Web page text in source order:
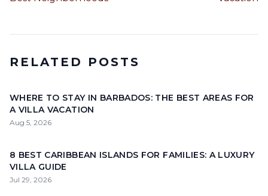
RELATED POSTS
WHERE TO STAY IN BARBADOS: THE BEST AREAS FOR
A VILLA VACATION
Aug 5, 2026
8 BEST CARIBBEAN ISLANDS FOR FAMILIES: A LUXURY
VILLA GUIDE
Jul 29, 2026